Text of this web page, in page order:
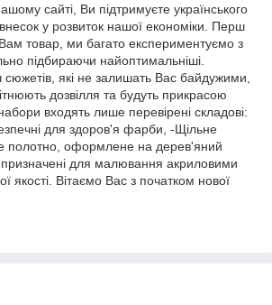
сайті, Ви підтримуєте українського
у розвиток нашої економіки. Перш
товар, ми багато експериментуємо з
підбираючи найоптимальніші.
сюжетів, які не залишать Вас байдужими,
дозвілля та будуть прикрасою
входять лише перевірені складові:
для здоров'я фарби, -Щільне
полотно, оформлене на дерев'яний
призначені для малювання акриловими
якості. Вітаємо Вас з початком нової